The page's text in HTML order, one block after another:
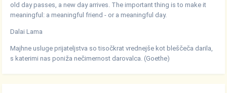
old day passes, a new day arrives. The important thing is to make it
meaningful: a meaningful friend - or a meaningful day.
Dalai Lama
Majhne usluge prijateljstva so tisočkrat vrednejše kot bleščeča darila,
s katerimi nas poniža nečimernost darovalca. (Goethe)